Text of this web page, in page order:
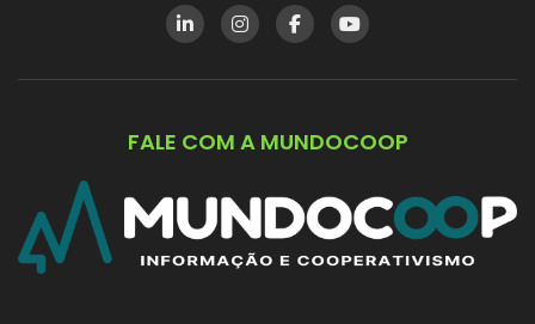
FALE COM A MUNDOCOOP